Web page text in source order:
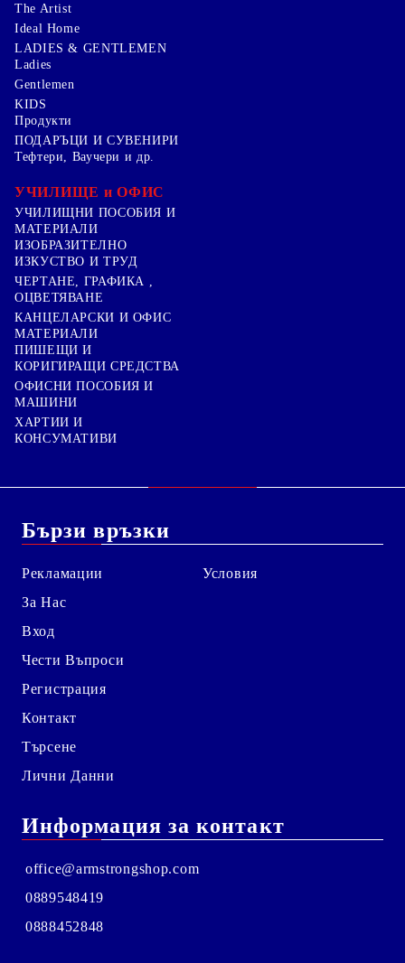
The Artist
Ideal Home
LADIES & GENTLEMEN
Ladies
Gentlemen
KIDS
Продукти
ПОДАРЪЦИ И СУВЕНИРИ
Тефтери, Ваучери и др.
УЧИЛИЩЕ и ОФИС
УЧИЛИЩНИ ПОСОБИЯ И
МАТЕРИАЛИ
ИЗОБРАЗИТЕЛНО
ИЗКУСТВО И ТРУД
ЧЕРТАНЕ, ГРАФИКА ,
ОЦВЕТЯВАНЕ
КАНЦЕЛАРСКИ И ОФИС
МАТЕРИАЛИ
ПИШЕЩИ И
КОРИГИРАЩИ СРЕДСТВА
ОФИСНИ ПОСОБИЯ И
МАШИНИ
ХАРТИИ И
КОНСУМАТИВИ
Бързи връзки
Рекламации
За Нас
Вход
Чести Въпроси
Регистрация
Контакт
Търсене
Лични Данни
Условия
Информация за контакт
office@armstrongshop.com
0889548419
0888452848